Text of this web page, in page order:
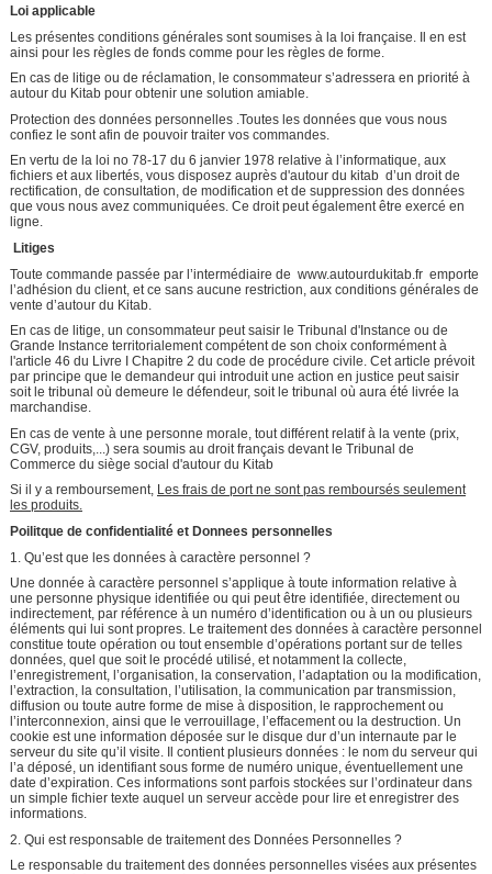
Loi applicable
Les présentes conditions générales sont soumises à la loi française. Il en est
ainsi pour les règles de fonds comme pour les règles de forme.
En cas de litige ou de réclamation, le consommateur s’adressera en priorité à
autour du Kitab pour obtenir une solution amiable.
Protection des données personnelles .Toutes les données que vous nous
confiez le sont afin de pouvoir traiter vos commandes.
En vertu de la loi no 78-17 du 6 janvier 1978 relative à l’informatique, aux
fichiers et aux libertés, vous disposez auprès d'autour du kitab d’un droit de
rectification, de consultation, de modification et de suppression des données
que vous nous avez communiquées. Ce droit peut également être exercé en
ligne.
Litiges
Toute commande passée par l’intermédiaire de www.autourdukitab.fr emporte
l’adhésion du client, et ce sans aucune restriction, aux conditions générales de
vente d’autour du Kitab.
En cas de litige, un consommateur peut saisir le Tribunal d'Instance ou de
Grande Instance territorialement compétent de son choix conformément à
l'article 46 du Livre I Chapitre 2 du code de procédure civile. Cet article prévoit
par principe que le demandeur qui introduit une action en justice peut saisir
soit le tribunal où demeure le défendeur, soit le tribunal où aura été livrée la
marchandise.
En cas de vente à une personne morale, tout différent relatif à la vente (prix,
CGV, produits,...) sera soumis au droit français devant le Tribunal de
Commerce du siège social d'autour du Kitab
Si il y a remboursement, Les frais de port ne sont pas remboursés seulement
les produits.
Poilitque de confidentialité et Donnees personnelles
1. Qu’est que les données à caractère personnel ?
Une donnée à caractère personnel s’applique à toute information relative à
une personne physique identifiée ou qui peut être identifiée, directement ou
indirectement, par référence à un numéro d’identification ou à un ou plusieurs
éléments qui lui sont propres. Le traitement des données à caractère personnel
constitue toute opération ou tout ensemble d’opérations portant sur de telles
données, quel que soit le procédé utilisé, et notamment la collecte,
l’enregistrement, l’organisation, la conservation, l’adaptation ou la modification,
l’extraction, la consultation, l’utilisation, la communication par transmission,
diffusion ou toute autre forme de mise à disposition, le rapprochement ou
l’interconnexion, ainsi que le verrouillage, l’effacement ou la destruction. Un
cookie est une information déposée sur le disque dur d’un internaute par le
serveur du site qu’il visite. Il contient plusieurs données : le nom du serveur qui
l’a déposé, un identifiant sous forme de numéro unique, éventuellement une
date d’expiration. Ces informations sont parfois stockées sur l’ordinateur dans
un simple fichier texte auquel un serveur accède pour lire et enregistrer des
informations.
2. Qui est responsable de traitement des Données Personnelles ?
Le responsable du traitement des données personnelles visées aux présentes